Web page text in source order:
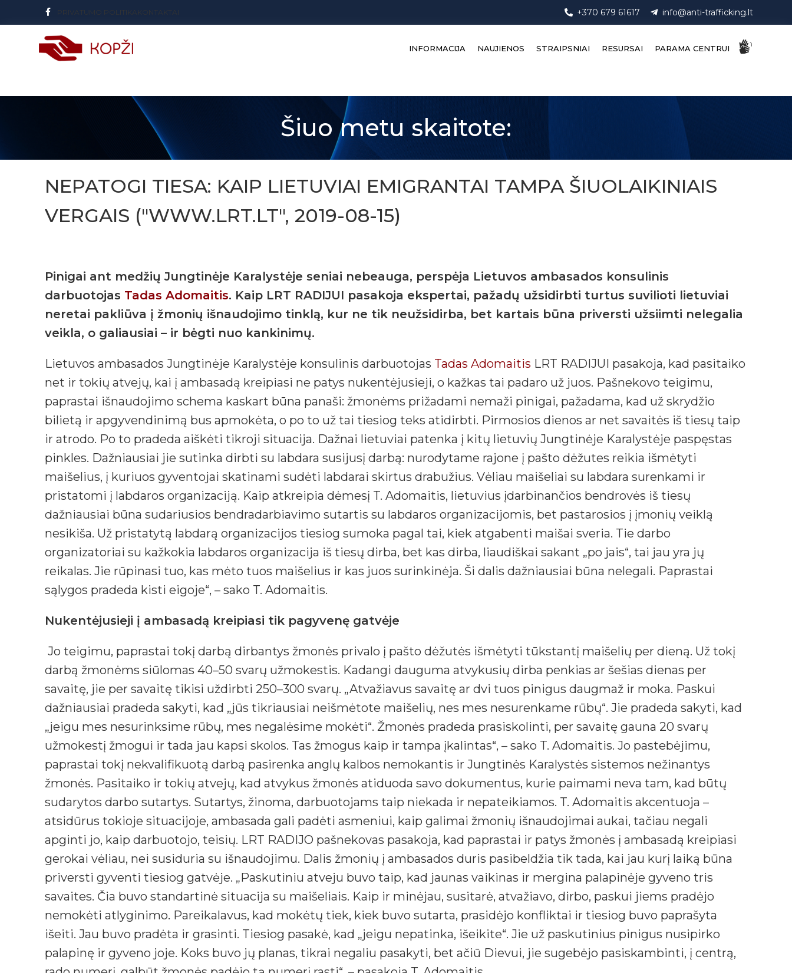
PRIVATUMO POLITIKA KONTAKTAI +370 679 61617 info@anti-trafficking.lt
INFORMACIJA NAUJIENOS STRAIPSNIAI RESURSAI PARAMA CENTRUI
Šiuo metu skaitote:
NEPATOGI TIESA: KAIP LIETUVIAI EMIGRANTAI TAMPA ŠIUOLAIKINIAIS
VERGAIS ("WWW.LRT.LT", 2019-08-15)
Pinigai ant medžių Jungtinėje Karalystėje seniai nebeauga, perspėja Lietuvos ambasados konsulinis
darbuotojas Tadas Adomaitis. Kaip LRT RADIJUI pasakoja ekspertai, pažadų užsidirbti turtus suvilioti lietuviai
neretai pakliūva į žmonių išnaudojimo tinklą, kur ne tik neužsidirba, bet kartais būna priversti užsiimti nelegalia
veikla, o galiausiai – ir bėgti nuo kankinimų.
Lietuvos ambasados Jungtinėje Karalystėje konsulinis darbuotojas Tadas Adomaitis LRT RADIJUI pasakoja, kad pasitaiko
net ir tokių atvejų, kai į ambasadą kreipiasi ne patys nukentėjusieji, o kažkas tai padaro už juos. Pašnekovo teigimu,
paprastai išnaudojimo schema kaskart būna panaši: žmonėms prižadami nemaži pinigai, pažadama, kad už skrydžio
bilietą ir apgyvendinimą bus apmokėta, o po to už tai tiesiog teks atidirbti. Pirmosios dienos ar net savaitės iš tiesų taip
ir atrodo. Po to pradeda aiškėti tikroji situacija. Dažnai lietuviai patenka į kitų lietuvių Jungtinėje Karalystėje paspęstas
pinkles. Dažniausiai jie sutinka dirbti su labdara susijusį darbą: nurodytame rajone į pašto dėžutes reikia išmėtyti
maišelius, į kuriuos gyventojai skatinami sudėti labdarai skirtus drabužius. Vėliau maišeliai su labdara surenkami ir
pristatomi į labdaros organizaciją. Kaip atkreipia dėmesį T. Adomaitis, lietuvius įdarbinančios bendrovės iš tiesų
dažniausiai būna sudariusios bendradarbiavimo sutartis su labdaros organizacijomis, bet pastarosios į įmonių veiklą
nesikiša. Už pristatytą labdarą organizacijos tiesiog sumoka pagal tai, kiek atgabenti maišai sveria. Tie darbo
organizatoriai su kažkokia labdaros organizacija iš tiesų dirba, bet kas dirba, liaudiškai sakant „po jais“, tai jau yra jų
reikalas. Jie rūpinasi tuo, kas mėto tuos maišelius ir kas juos surinkinėja. Ši dalis dažniausiai būna nelegali. Paprastai
sąlygos pradeda kisti eigoje“, – sako T. Adomaitis.
Nukentėjusieji į ambasadą kreipiasi tik pagyvenę gatvėje
Jo teigimu, paprastai tokį darbą dirbantys žmonės privalo į pašto dėžutės išmėtyti tūkstantį maišelių per dieną. Už tokį
darbą žmonėms siūlomas 40–50 svarų užmokestis. Kadangi dauguma atvykusių dirba penkias ar šešias dienas per
savaitę, jie per savaitę tikisi uždirbti 250–300 svarų. „Atvažiavus savaitę ar dvi tuos pinigus daugmaž ir moka. Paskui
dažniausiai pradeda sakyti, kad „jūs tikriausiai neišmėtote maišelių, nes mes nesurenkame rūbų“. Jie pradeda sakyti, kad
„jeigu mes nesurinksime rūbų, mes negalėsime mokėti“. Žmonės pradeda prasiskolinti, per savaitę gauna 20 svarų
užmokestį žmogui ir tada jau kapsi skolos. Tas žmogus kaip ir tampa įkalintas“, – sako T. Adomaitis. Jo pastebėjimu,
paprastai tokį nekvalifikuotą darbą pasirenka anglų kalbos nemokantis ir Jungtinės Karalystės sistemos nežinantys
žmonės. Pasitaiko ir tokių atvejų, kad atvykus žmonės atiduoda savo dokumentus, kurie paimami neva tam, kad būtų
sudarytos darbo sutartys. Sutartys, žinoma, darbuotojams taip niekada ir nepateikiamos. T. Adomaitis akcentuoja –
atsidūrus tokioje situacijoje, ambasada gali padėti asmeniui, kaip galimai žmonių išnaudojimai aukai, tačiau negali
apginti jo, kaip darbuotojo, teisių. LRT RADIJO pašnekovas pasakoja, kad paprastai ir patys žmonės į ambasadą kreipiasi
gerokai vėliau, nei susiduria su išnaudojimu. Dalis žmonių į ambasados duris pasibeldžia tik tada, kai jau kurį laiką būna
priversti gyventi tiesiog gatvėje. „Paskutiniu atveju buvo taip, kad jaunas vaikinas ir mergina palapinėje gyveno tris
savaites. Čia buvo standartinė situacija su maišeliais. Kaip ir minėjau, susitarė, atvažiavo, dirbo, paskui jiems pradėjo
nemokėti atlyginimo. Pareikalavus, kad mokėtų tiek, kiek buvo sutarta, prasidėjo konfliktai ir tiesiog buvo paprašyta
išeiti. Jau buvo pradėta ir grasinti. Tiesiog pasakė, kad „jeigu nepatinka, išeikite“. Jie už paskutinius pinigus nusipirko
palapinę ir gyveno joje. Koks buvo jų planas, tikrai negaliu pasakyti, bet ačiū Dievui, jie sugebėjo pasiskambinti, į centrą,